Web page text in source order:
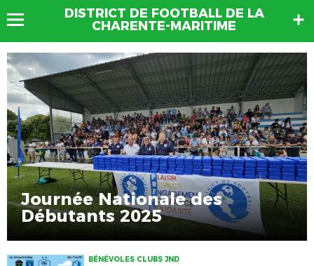
DISTRICT DE FOOTBALL DE LA
CHARENTE-MARITIME
Journée Nationale des
Débutants 2025
BÉNÉVOLES CLUBS JND